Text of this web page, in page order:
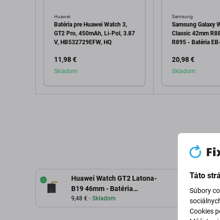
Huawei
Batéria pre Huawei Watch 3,
GT2 Pro, 450mAh, Li-Pol, 3.87
V, HB532729EFW, HQ
11,98 €
Skladom
Samsung
Samsung Galaxy
Classic 42mm
R895 - Batéria
Genuine Service
20,98 €
Skladom
Huawei Watch GT2 Latona-
B19 46mm - Batéria
HB532729ECW 455mAh
9,48 € Skladom
Táto
Súbory
Cookies